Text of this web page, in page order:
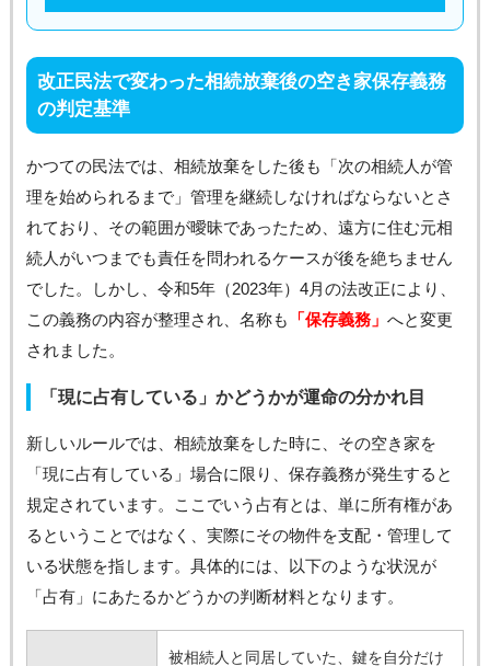
改正民法で変わった相続放棄後の空き家保存義務
の判定基準
かつての民法では、相続放棄をした後も「次の相続人が管
理を始められるまで」管理を継続しなければならないとさ
れており、その範囲が曖昧であったため、遠方に住む元相
続人がいつまでも責任を問われるケースが後を絶ちません
でした。しかし、令和5年（2023年）4月の法改正により、
この義務の内容が整理され、名称も
「保存義務」 へと変更
されました。
「現に占有している」かどうかが運命の分かれ目
新しいルールでは、相続放棄をした時に、その空き家を
「現に占有している」場合に限り、保存義務が発生すると
規定されています。ここでいう占有とは、単に所有権があ
るということではなく、実際にその物件を支配・管理して
いる状態を指します。具体的には、以下のような状況が
「占有」にあたるかどうかの判断材料となります。
被相続人と同居していた、鍵を自分だけ